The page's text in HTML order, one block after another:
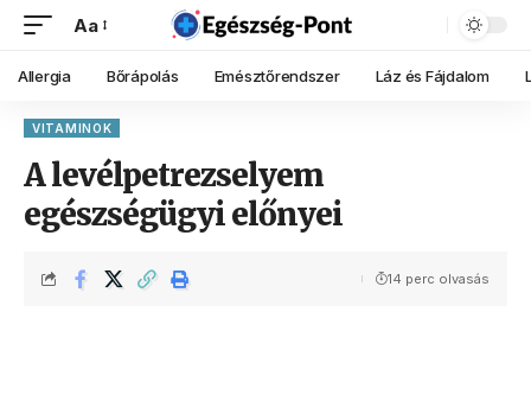
Aa
Allergia Bőrápolás Emésztőrendszer Láz és Fájdalom
VITAMINOK
A levélpetrezselyem
egészségügyi előnyei
14 perc olvasás